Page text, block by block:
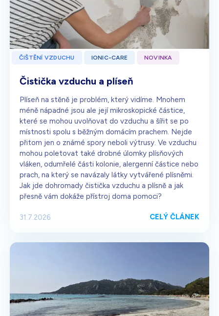
ČIŠTĚNÍ VZDUCHU IONIC-CARE NOVINKA
Čistička vzduchu a plíseň
Plíseň na stěně je problém, který vidíme. Mnohem
méně nápadné jsou ale její mikroskopické částice,
které se mohou uvolňovat do vzduchu a šířit se po
místnosti spolu s běžným domácím prachem. Nejde
přitom jen o známé spory neboli výtrusy. Ve vzduchu
mohou poletovat také drobné úlomky plísňových
vláken, odumřelé části kolonie, alergenní částice nebo
prach, na který se navázaly látky vytvářené plísněmi.
Jak jde dohromady čistička vzduchu a plísně a jak
přesně vám dokáže přístroj doma pomoci?
31.7.2026 CELÝ ČLÁNEK